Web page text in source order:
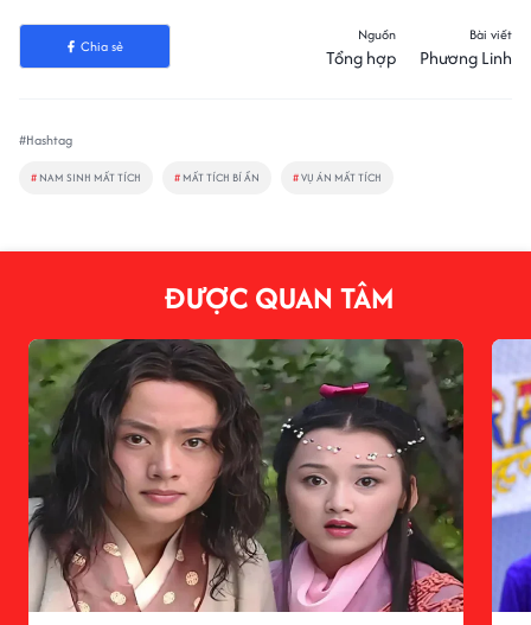
Chia sẻ
Nguồn
Tổng hợp
Bài viết
Phương Linh
#Hashtag
# NAM SINH MẤT TÍCH # MẤT TÍCH BÍ ẨN #VỤ ÁN MẤT TÍCH
ĐƯỢC QUAN TÂM